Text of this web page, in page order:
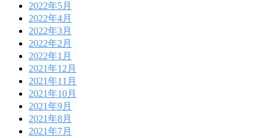
2022年5月
2022年4月
2022年3月
2022年2月
2022年1月
2021年12月
2021年11月
2021年10月
2021年9月
2021年8月
2021年7月